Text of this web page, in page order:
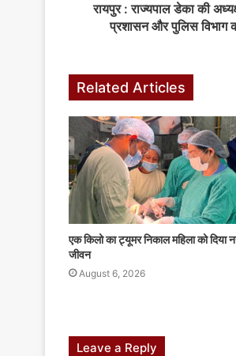
रायपुर : राज्यपाल डेका की
प्रशासन और पुलिस विभाग
Related Articles
एक किलो का ट्यूमर निकाल महिला को दिया
जीवन
August 6, 2026
Leave a Reply